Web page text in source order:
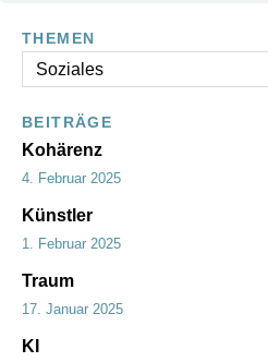
THEMEN
BEITRÄGE
Kohärenz
4. Februar 2025
Künstler
1. Februar 2025
Traum
17. Januar 2025
KI